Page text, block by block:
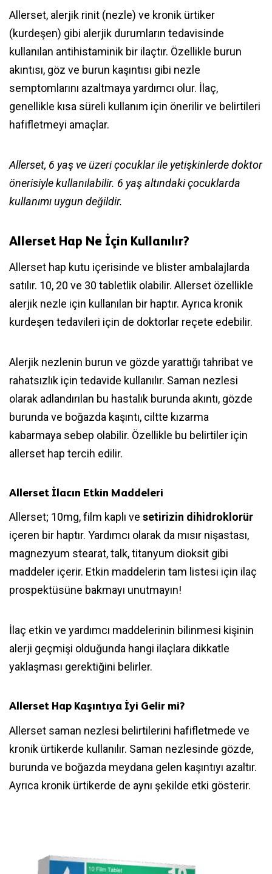
Allerset, alerjik rinit (nezle) ve kronik ürtiker
(kurdeşen) gibi alerjik durumların tedavisinde
kullanılan antihistaminik bir ilaçtır. Özellikle burun
akıntısı, göz ve burun kaşıntısı gibi nezle
semptomlarını azaltmaya yardımcı olur. İlaç,
genellikle kısa süreli kullanım için önerilir ve belirtileri
hafifletmeyi amaçlar.
Allerset, 6 yaş ve üzeri çocuklar ile yetişkinlerde doktor
önerisiyle kullanılabilir. 6 yaş altındaki çocuklarda
kullanımı uygun değildir.
Allerset Hap Ne İçin Kullanılır?
Allerset hap kutu içerisinde ve blister ambalajlarda
satılır. 10, 20 ve 30 tabletlik olabilir. Allerset özellikle
alerjik nezle için kullanılan bir haptır. Ayrıca kronik
kurdeşen tedavileri için de doktorlar reçete edebilir.
Alerjik nezlenin burun ve gözde yarattığı tahribat ve
rahatsızlık için tedavide kullanılır. Saman nezlesi
olarak adlandırılan bu hastalık burunda akıntı, gözde
burunda ve boğazda kaşıntı, ciltte kızarma
kabarmaya sebep olabilir. Özellikle bu belirtiler için
allerset hap tercih edilir.
Allerset İlacın Etkin Maddeleri
Allerset; 10mg, film kaplı ve setirizin dihidroklorür
içeren bir haptır. Yardımcı olarak da mısır nişastası,
magnezyum stearat, talk, titanyum dioksit gibi
maddeler içerir. Etkin maddelerin tam listesi için ilaç
prospektüsüne bakmayı unutmayın!
İlaç etkin ve yardımcı maddelerinin bilinmesi kişinin
alerji geçmişi olduğunda hangi ilaçlara dikkatle
yaklaşması gerektiğini belirler.
Allerset Hap Kaşıntıya İyi Gelir mi?
Allerset saman nezlesi belirtilerini hafifletmede ve
kronik ürtikerde kullanılır. Saman nezlesinde gözde,
burunda ve boğazda meydana gelen kaşıntıyı azaltır.
Ayrıca kronik ürtikerde de aynı şekilde etki gösterir.